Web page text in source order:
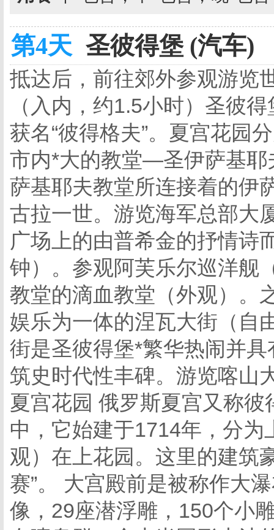
第4天 圣彼得堡 (汽车)
抵达后，前往郊外参观游览
（入内，约1.5小时）圣彼
获名“彼得格夫”。夏宫花园
市内*大的教堂—圣伊萨基耶
萨基耶夫教堂所连接着的伊
古拉一世。游览海军总部大
广场上的由普希金的抒情诗
钟）。参观阿芙乐尔巡洋舰
教堂的滴血教堂（外观）。
娱乐为一体的涅瓦大街（自
街是圣彼得堡*繁华热闹并
筑史时代性丰碑。游览喀山
夏宫花园 俄罗斯夏宫又称
中，它始建于1714年，分
观）在上花园。这里的建筑
赛”。 大宫殿前是被称作大
像，29座潜浮雕，150个小